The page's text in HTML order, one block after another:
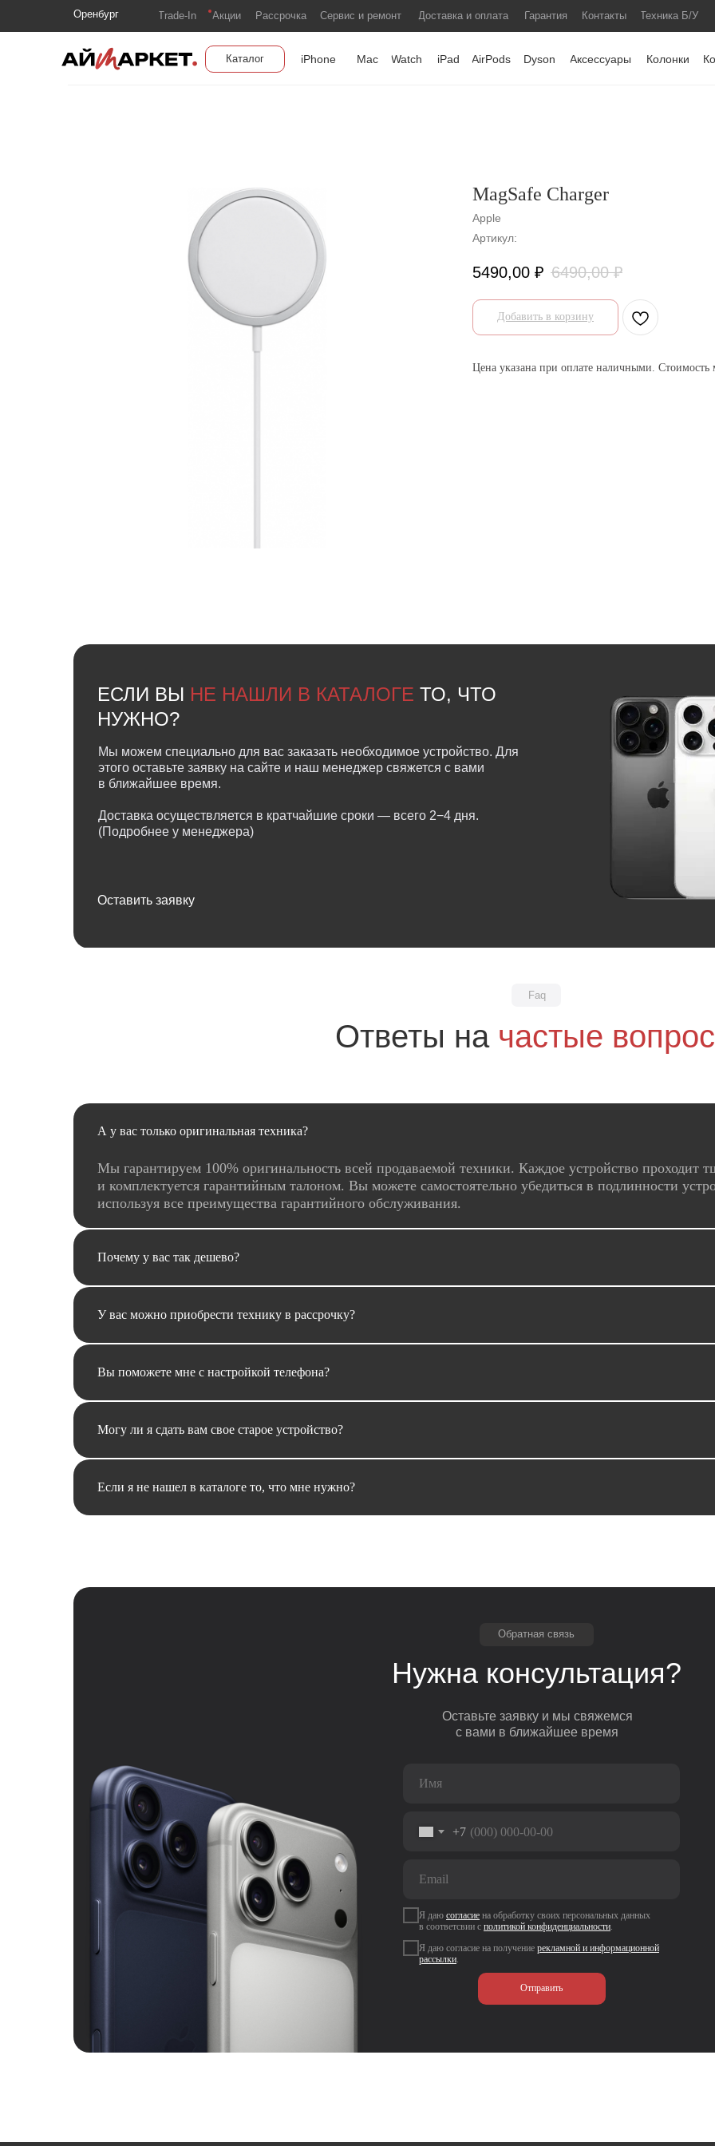
Оренбург Техника Б/У
Контакты
Гарантия
Доставка и оплата
Сервис и ремонт
Рассрочка
Trade-In Акции
Каталог Колонки
Аксессуары
Dyson
AirPods
iPad
Watch
Mac
iPhone
MagSafe Charger
Apple
Артикул:
5490,00 ₽ 6490,00 ₽
Добавить в корзину
Цена указана при оплате наличными. Стоимость
Оставить заявку
Мы можем специально для вас заказать необходимое устройство. Для
этого оставьте заявку на сайте и наш менеджер свяжется с вами
в ближайшее время.
Доставка осуществляется в кратчайшие сроки — всего 2−4 дня.
(Подробнее у менеджера)
ЕСЛИ ВЫ НЕ НАШЛИ В КАТАЛОГЕ ТО, ЧТО
НУЖНО?
Ответы на частые
Faq
А у вас только оригинальная техника?
Мы гарантируем 100% оригинальность всей продаваемой техники. Каждое устройство проходит
и комплектуется гарантийным талоном. Вы можете самостоятельно убедиться в подлинности
используя все преимущества гарантийного обслуживания.
Почему у вас так дешево?
У вас можно приобрести технику в рассрочку?
Вы поможете мне с настройкой телефона?
Могу ли я сдать вам свое старое устройство?
Если я не нашел в каталоге то, что мне нужно?
+7
Я даю согласие на обработку своих персональных данных
в соответсвии с политикой конфиденциальности
Я даю согласие на получение рекламной и информационной
рассылки
Отправить
Нужна консультация?
Обратная связь
Оставьте заявку и мы свяжемся
с вами в ближайшее время